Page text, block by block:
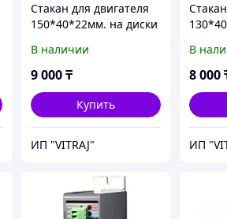
Стакан для двигателя
150*40*22мм. на диски
В наличии
9 000₸
Купить
ИП "VITRAJ"
В
8 000
ИП